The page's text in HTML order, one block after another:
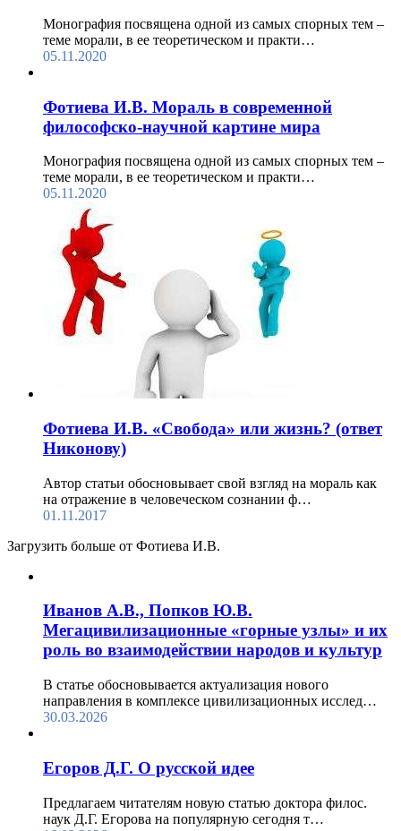
Монография посвящена одной из самых спорных тем –
теме морали, в ее теоретическом и практи…
05.11.2020
Фотиева И.В. Мораль в современной
философско-научной картине мира
Монография посвящена одной из самых спорных тем –
теме морали, в ее теоретическом и практи…
05.11.2020
Фотиева И.В. «Свобода» или жизнь? (ответ
Никонову)
Автор статьи обосновывает свой взгляд на мораль как
на отражение в человеческом сознании ф…
01.11.2017
Загрузить больше от Фотиева И.В.
Иванов А.В., Попков Ю.В.
Мегацивилизационные «горные узлы» и их
роль во взаимодействии народов и культур
В статье обосновывается актуализация нового
направления в комплексе цивилизационных исслед…
30.03.2026
Егоров Д.Г. О русской идее
Предлагаем читателям новую статью доктора филос.
наук Д.Г. Егорова на популярную сегодня т…